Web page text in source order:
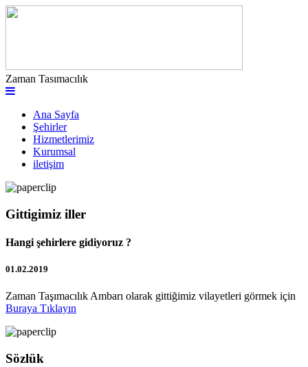
Zaman Tasımacılık
Ana Sayfa
Şehirler
Hizmetlerimiz
Kurumsal
iletişim
Gittigimiz iller
Hangi şehirlere gidiyoruz ?
01.02.2019
Zaman Taşımacılık Ambarı olarak gittiğimiz vilayetleri görmek için
Buraya Tıklayın
Sözlük